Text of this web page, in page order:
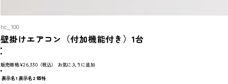
hc_100
壁掛けエアコン（付加機能付き）1台
販売価格:¥26,330（税込） お気に入りに追加
表示名1 表示名2 価格